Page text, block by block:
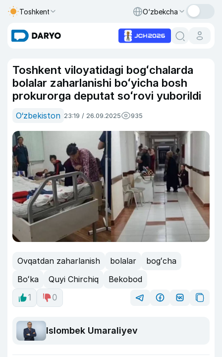
Toshkent O‘zbekcha
Toshkent viloyatidagi bogʻchalarda
bolalar zaharlanishi boʻyicha bosh
prokurorga deputat soʻrovi yuborildi
O‘zbekiston 23:19 / 26.09.2025 935
Ovqatdan zaharlanish bolalar
bogʻcha
Boʻka
Quyi Chirchiq
Bekobod
1
0
Islombek Umaraliyev